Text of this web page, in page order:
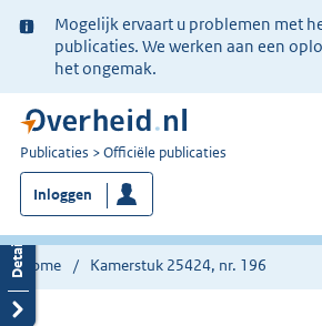
Ter
informatie:
Mogelijk ervaart u problemen met
publicaties. We werken aan een
het ongemak.
U
bent
nu
hier:
Publicaties Officiële publicaties
Inloggen
Home Kamerstuk 25424, nr. 196